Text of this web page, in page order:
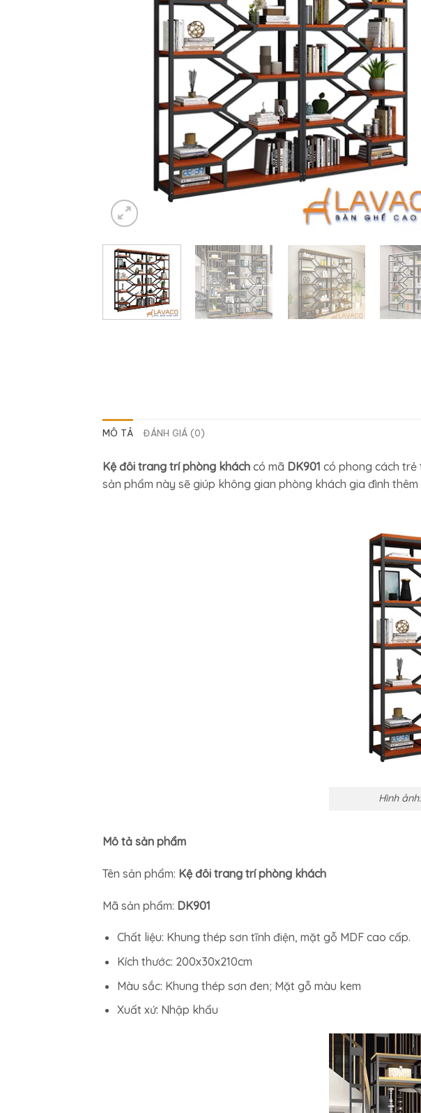
MÔ TẢ ĐÁNH GIÁ (0)
Kệ đôi trang trí phòng khách có mã DK901 có phong cách trẻ
sản phẩm này sẽ giúp không gian phòng khách gia đình
Hình
Mô tả sản phẩm
Tên sản phẩm: Kệ đôi trang trí phòng khách
Mã sản phẩm: DK901
Chất liệu: Khung thép sơn tĩnh điện, mặt gỗ MDF cao cấp.
Kích thước: 200x30x210cm
Màu sắc: Khung thép sơn đen; Mặt gỗ màu kem
Xuất xứ: Nhập khẩu